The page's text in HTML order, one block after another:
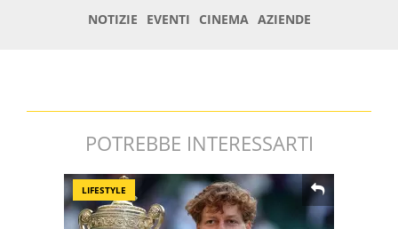
POTREBBE INTERESSARTI
LIFESTYLE